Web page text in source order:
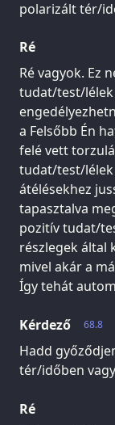
polarizált tér/
Ré
Ré vagyok. Ez
tudat/test/
a Felsőbb Én
felé vett
tudat/test/lélek
átélésekhez
tapasztalva
pozitív tudat/
részlegek által
mivel akár a
Így tehát
68.8
Kérdező
Hadd
tér/időben
Ré